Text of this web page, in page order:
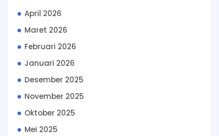
April 2026
Maret 2026
Februari 2026
Januari 2026
Desember 2025
November 2025
Oktober 2025
Mei 2025